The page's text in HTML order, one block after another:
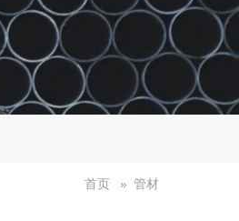
首页 » 管材